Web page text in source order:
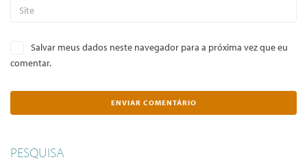
Salvar meus dados neste navegador para a próxima vez que eu
comentar.
PESQUISA